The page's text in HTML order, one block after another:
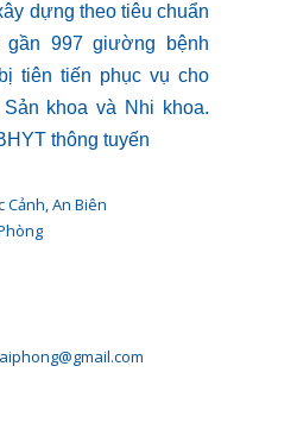
dựng theo tiêu chuẩn
997 giường bệnh
tiên tiến phục vụ cho
khoa và Nhi khoa.
thông tuyến
Cảnh, An Biên